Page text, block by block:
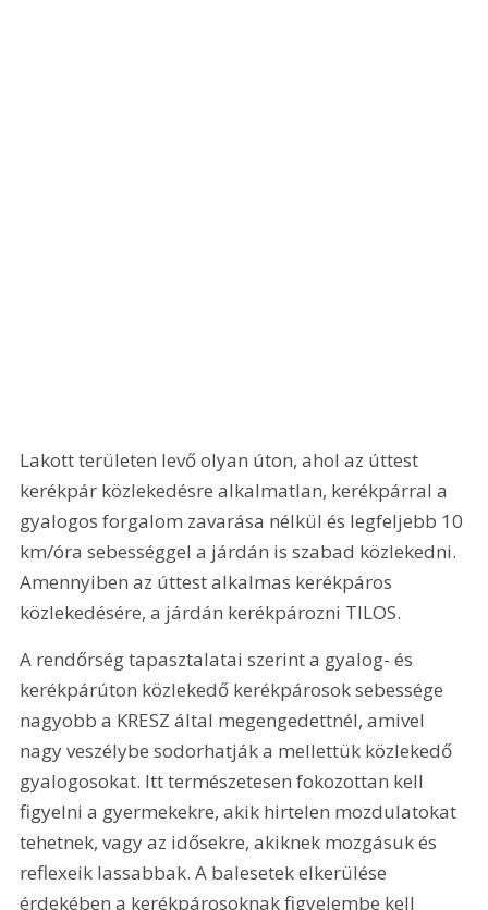
Lakott területen levő olyan úton, ahol az úttest
kerékpár közlekedésre alkalmatlan, kerékpárral a
gyalogos forgalom zavarása nélkül és legfeljebb 10
km/óra sebességgel a járdán is szabad közlekedni.
Amennyiben az úttest alkalmas kerékpáros
közlekedésére, a járdán kerékpározni TILOS.
A rendőrség tapasztalatai szerint a gyalog- és
kerékpárúton közlekedő kerékpárosok sebessége
nagyobb a KRESZ által megengedettnél, amivel
nagy veszélybe sodorhatják a mellettük közlekedő
gyalogosokat. Itt természetesen fokozottan kell
figyelni a gyermekekre, akik hirtelen mozdulatokat
tehetnek, vagy az idősekre, akiknek mozgásuk és
reflexeik lassabbak. A balesetek elkerülése
érdekében a kerékpárosoknak figyelembe kell